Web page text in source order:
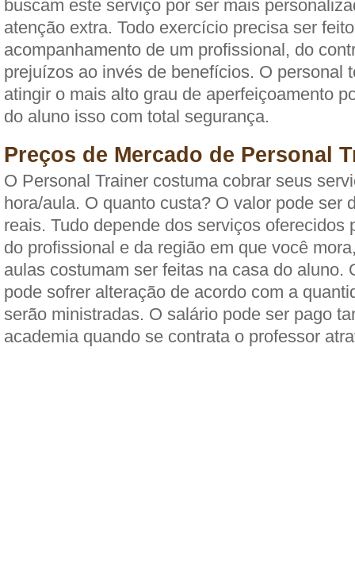
buscam este serviço por ser mais
atenção extra. Todo exercício precisa ser
acompanhamento de um profissional, do
prejuízos ao invés de benefícios. O personal
atingir o mais alto grau de aperfeiçoamento
do aluno isso com total segurança.
Preços de Mercado de Personal
O Personal Trainer costuma cobrar seus
hora/aula. O quanto custa? O valor pode ser
reais. Tudo depende dos serviços oferecidos
do profissional e da região em que você
aulas costumam ser feitas na casa do aluno.
pode sofrer alteração de acordo com a
serão ministradas. O salário pode ser pago
academia quando se contrata o professor